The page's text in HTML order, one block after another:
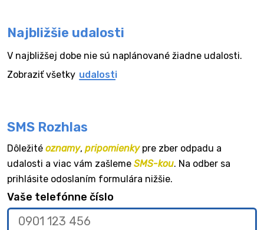
Najbližšie udalosti
V najbližšej dobe nie sú naplánované žiadne udalosti.
Zobraziť všetky udalosti
SMS Rozhlas
Dôležité oznamy, pripomienkypre zber odpadu a
udalosti a viac vám zašleme SMS-kou. Na odber sa
prihlásite odoslaním formulára nižšie.
Vaše telefónne číslo